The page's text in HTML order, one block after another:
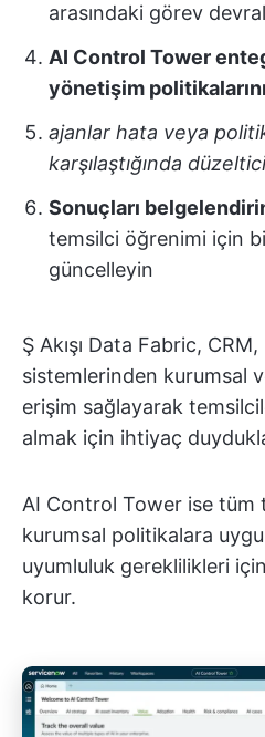
arasındaki görev
AI Control Tower
yönetişim
ajanlar hata veya
karşılaştığında
Sonuçları
temsilci öğrenimi için
güncelleyin
Ş Akışı Data Fabric,
sistemlerinden kurumsal
erişim sağlayarak
almak için ihtiyaç
AI Control Tower ise tüm
kurumsal politikalara
uyumluluk gereklilikleri
korur.